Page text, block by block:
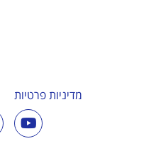
מדיניות פרטיות